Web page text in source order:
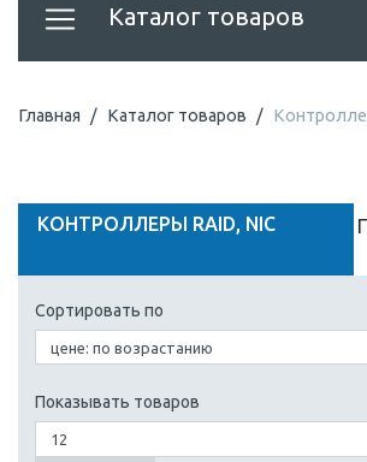
Каталог товаров
Главная Каталог товаров
КОНТРОЛЛЕРЫ RAID, NIC
Сортировать по
Показывать товаров